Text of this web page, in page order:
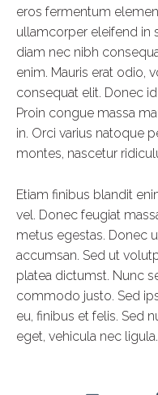
eros fermentum
ullamcorper eleifend in
diam nec nibh
enim. Mauris erat odio,
consequat elit. Donec
Proin congue massa
in. Orci varius natoque
montes, nascetur
Etiam finibus blandit
vel. Donec feugiat
metus egestas. Donec
accumsan. Sed ut
platea dictumst. Nunc
commodo justo. Sed
eu, finibus et felis. Sed
eget, vehicula nec ligula.